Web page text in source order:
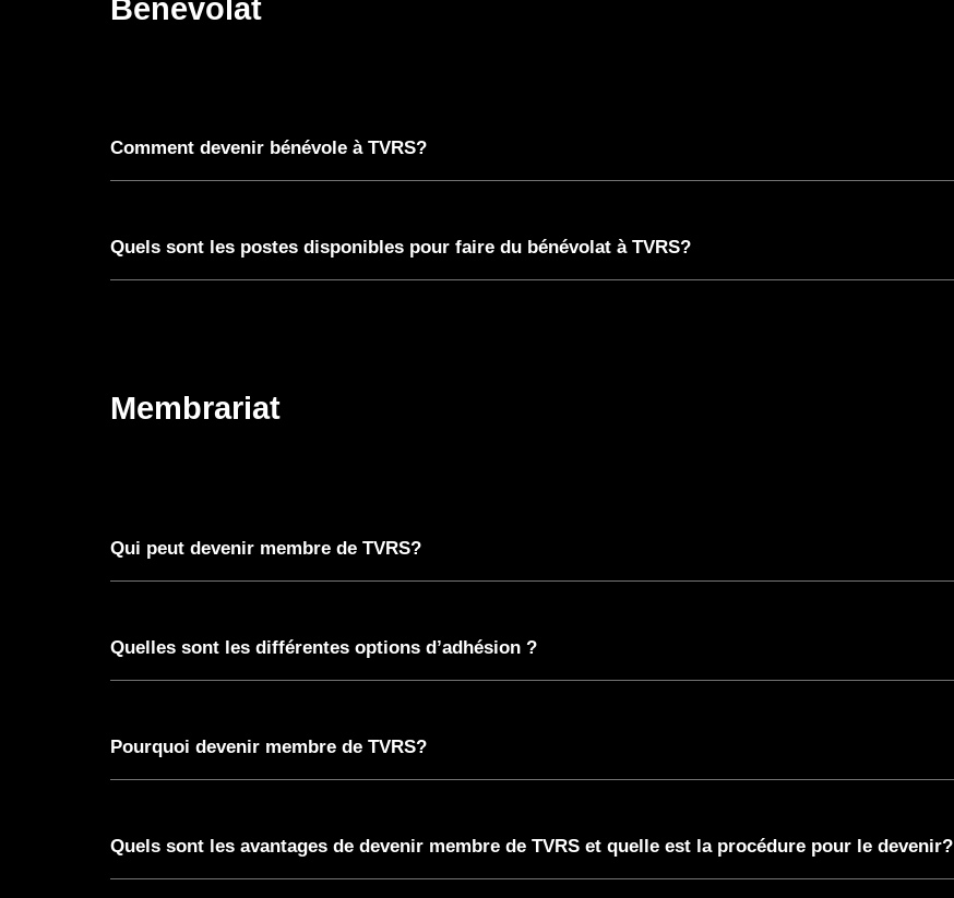
Bénévolat
Comment devenir bénévole à TVRS?
Quels sont les postes disponibles pour faire du bénévolat à TVRS?
Membrariat
Qui peut devenir membre de TVRS?
Quelles sont les différentes options d’adhésion ?
Pourquoi devenir membre de TVRS?
Quels sont les avantages de devenir membre de TVRS et quelle est la procédure pour le devenir?